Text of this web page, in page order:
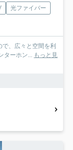
光ファイバー
、広々と空間を利
ターホン... もっと見